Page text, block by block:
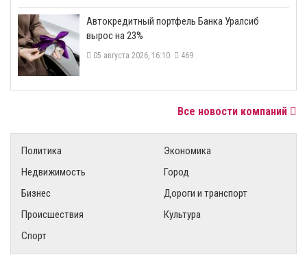
​Автокредитный портфель Банка Уралсиб
вырос на 23%
05 августа 2026, 16:10 469
Все новости компаний
Политика
Экономика
Недвижимость
Город
Бизнес
Дороги и транспорт
Происшествия
Культура
Спорт